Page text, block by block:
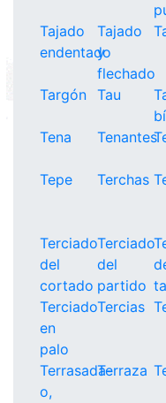
Tajado
endentado
Tajado
y
flechado
Targón Tau
Tena
Tenantes
Tepe
Terchas
Terciado
del
cortado
Terciado
del
partido
Terciado
en
palo
Tercias
Terrasada-
o,
Terraza